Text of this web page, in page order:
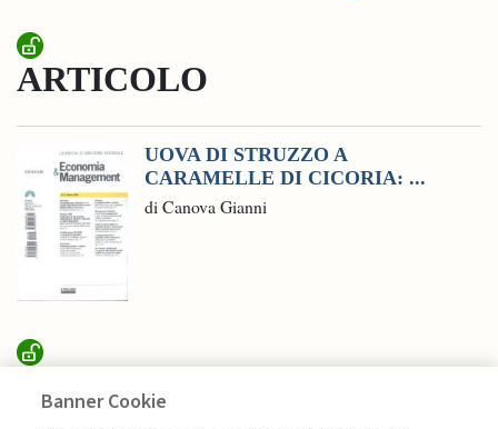
ARTICOLO
UOVA DI STRUZZO A
CARAMELLE DI CICORIA: ...
di Canova Gianni
SUSTAINABILITY
Banner Cookie